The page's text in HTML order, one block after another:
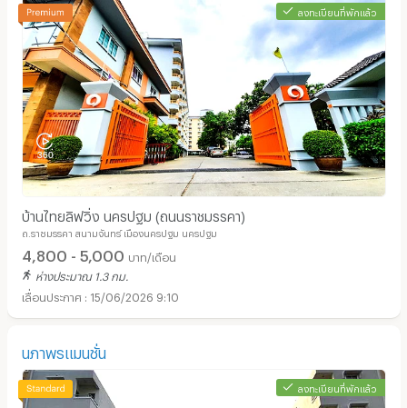
ลงทะเบียนที่พักแล้ว
บ้านไทยลิฟวิ่ง นครปฐม (ถนนราชมรรคา)
ถ.ราชมรรคา สนามจันทร์ เมืองนครปฐม นครปฐม
4,800 - 5,000 บาท/เดือน
ห่างประมาณ 1.3 กม.
15/06/2026 9:10
นภาพรแมนชั่น
ลงทะเบียนที่พักแล้ว